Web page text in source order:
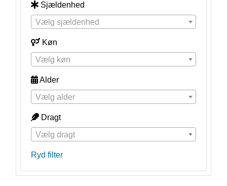
Sjældenhed
Vælg sjældenhed
Køn
Vælg køn
Alder
Vælg alder
Dragt
Vælg dragt
Ryd filter